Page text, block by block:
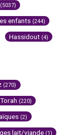
(5037)
enfants (244)
Hassidout (4)
(270)
(220)
(2)
lait/viande (1)